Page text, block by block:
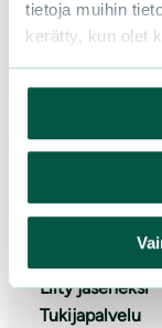
tietoja muihin
kerätty, kun olet
Asiakaspalvelu
Puh. 09 228
toimisto@sll.fi
Tue
Liity jäseneksi
Tukijapalvelu